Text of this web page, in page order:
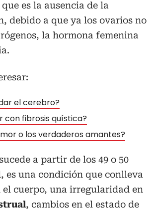
que es la ausencia de la
debido a que ya los ovarios no
la hormona femenina
el cerebro?
con fibrosis quística?
o los verdaderos amantes?
a partir de los 49 o 50
es una condición que conlleva
el cuerpo, una irregularidad en
, cambios en el estado de